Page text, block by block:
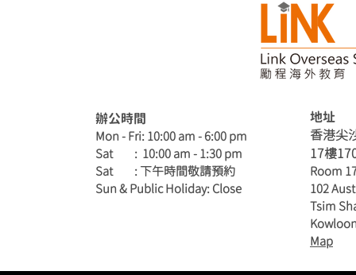
辦公時間
Mon - Fri: 10:00 am - 6:00 pm
Sat : 10:00 am - 1:30 pm
​Sat : 下午時間敬請預約
Sun & Public Holiday: Close
地址
香港尖
​17樓
Room
102
Tsim
Map